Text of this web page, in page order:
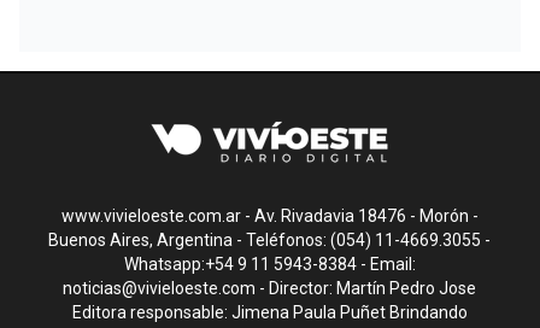
www.vivieloeste.com.ar - Av. Rivadavia 18476 - Morón -
Buenos Aires, Argentina - Teléfonos: (054) 11-4669.3055 -
Whatsapp:+54 9 11 5943-8384 - Email:
noticias@vivieloeste.com - Director: Martín Pedro Jose
Editora responsable: Jimena Paula Puñet Brindando